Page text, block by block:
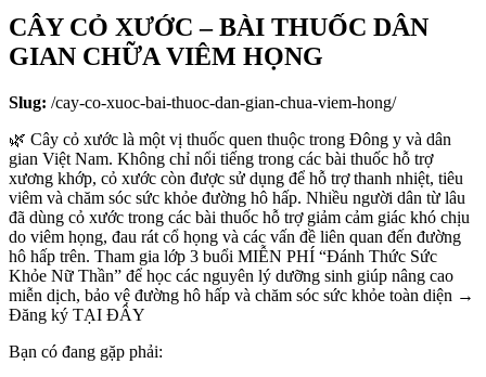
CÂY CỎ XƯỚC – BÀI THUỐC DÂN
GIAN CHỮA VIÊM HỌNG
Slug: /cay-co-xuoc-bai-thuoc-dan-gian-chua-viem-hong/
🌿 Cây cỏ xước là một vị thuốc quen thuộc trong Đông y và dân
gian Việt Nam. Không chỉ nổi tiếng trong các bài thuốc hỗ trợ
xương khớp, cỏ xước còn được sử dụng để hỗ trợ thanh nhiệt, tiêu
viêm và chăm sóc sức khỏe đường hô hấp. Nhiều người dân từ lâu
đã dùng cỏ xước trong các bài thuốc hỗ trợ giảm cảm giác khó chịu
do viêm họng, đau rát cổ họng và các vấn đề liên quan đến đường
hô hấp trên. Tham gia lớp 3 buổi MIỄN PHÍ “Đánh Thức Sức
Khỏe Nữ Thần” để học các nguyên lý dưỡng sinh giúp nâng cao
miễn dịch, bảo vệ đường hô hấp và chăm sóc sức khỏe toàn diện →
Đăng ký TẠI ĐÂY
Bạn có đang gặp phải: